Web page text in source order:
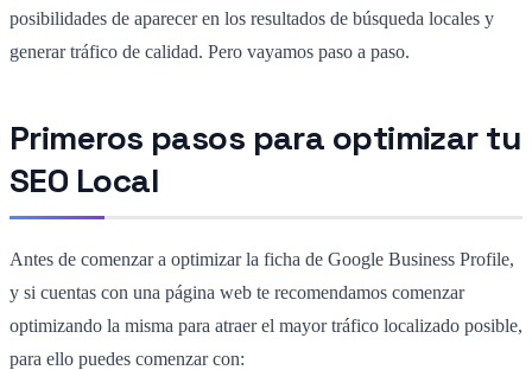
posibilidades de aparecer en los resultados de búsqueda locales y
generar tráfico de calidad. Pero vayamos paso a paso.
Primeros pasos para optimizar tu
SEO Local
Antes de comenzar a optimizar la ficha de Google Business Profile,
y si cuentas con una página web te recomendamos comenzar
optimizando la misma para atraer el mayor tráfico localizado posible,
para ello puedes comenzar con: